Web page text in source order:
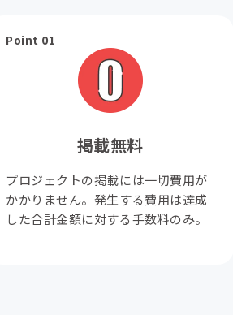
Point 01
掲載無料
プロジェクトの掲載には一切費用が
かかりません。発生する費用は達成
した合計金額に対する手数料のみ。